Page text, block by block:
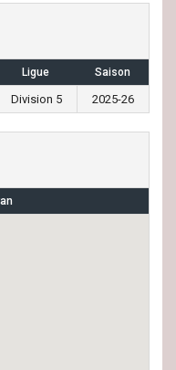
Ligue Saison
Division 5 2025-26